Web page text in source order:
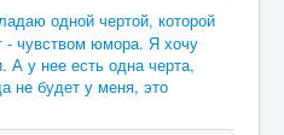
одной чертой, которой
- чувством юмора. Я хочу
А у нее есть одна черта,
не будет у меня, это